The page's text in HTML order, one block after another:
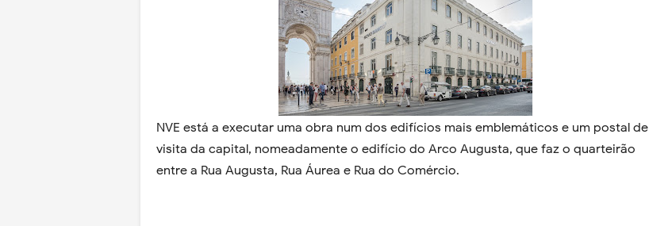
NVE está a executar uma obra num dos edifícios mais emblemáticos e um postal de
visita da capital, nomeadamente o edifício do Arco Augusta, que faz o quarteirão
entre a Rua Augusta, Rua Áurea e Rua do Comércio.